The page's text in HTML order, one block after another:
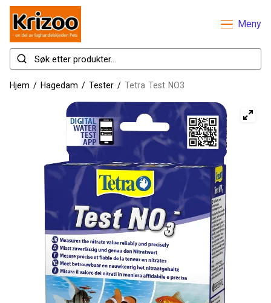
Meny
Hjem / Hagedam / Tester / Tetra Test NO3